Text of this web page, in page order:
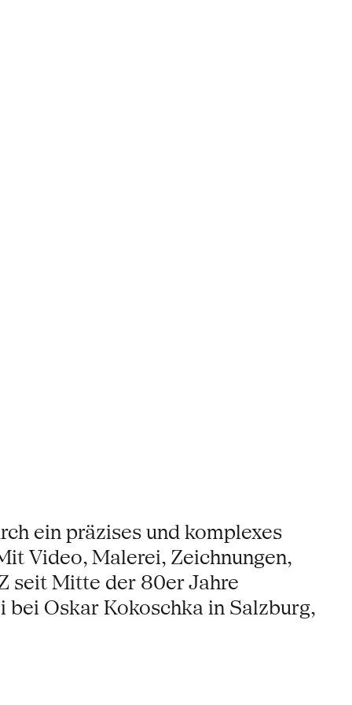
ein präzises und komplexes
Video, Malerei, Zeichnungen,
seit Mitte der 80er Jahre
­Oskar Kokoschka in Salzburg,